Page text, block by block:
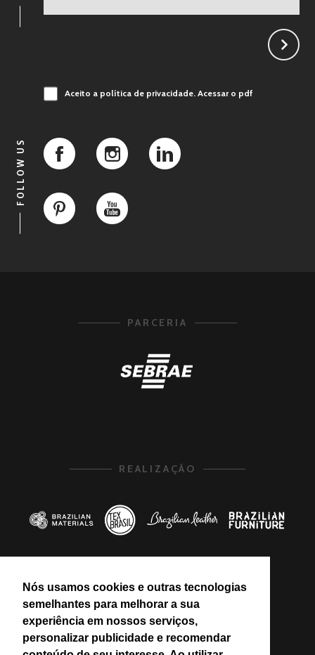
Nós usamos cookies e outras tecnologias
semelhantes para melhorar a sua
experiência em nossos serviços,
personalizar publicidade e recomendar
Aceito a política de privacidade.Acessar o pdf
FOLLOW US
PARCERIA
REALIZAÇÃO
PROMOÇÃO